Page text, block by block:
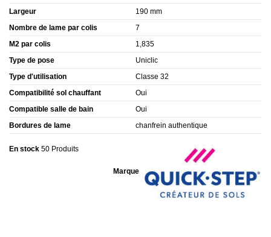
Largeur
190 mm
Nombre de lame par colis
7
M2 par colis
1,835
Type de pose
Uniclic
Type d'utilisation
Classe 32
Compatibilité sol chauffant
Oui
Compatible salle de bain
Oui
Bordures de lame
chanfrein authentique
Marque
En stock 50 Produits